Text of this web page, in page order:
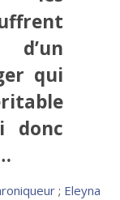
qui
donc
; Eleyna